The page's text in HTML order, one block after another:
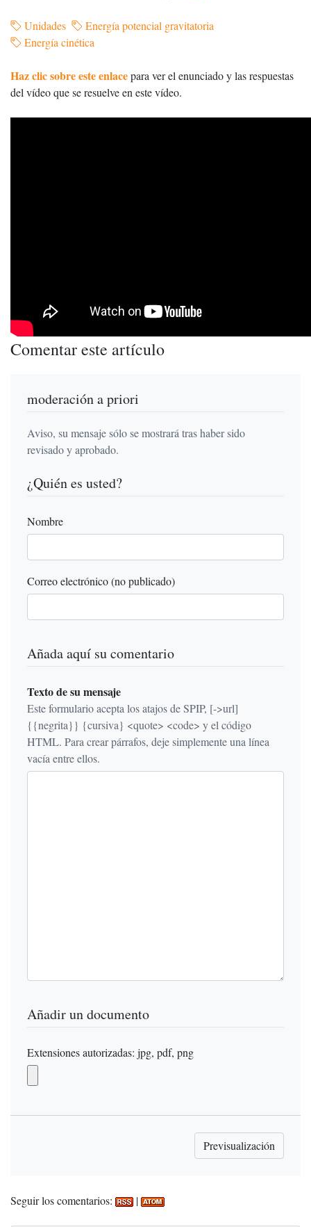
Unidades
Energía potencial gravitatoria
Energía cinética
Haz clic sobre este enlacepara ver el enunciado y las respuestas
del vídeo que se resuelve en este vídeo.
Comentar este artículo
moderación a priori
Aviso, su mensaje sólo se mostrará tras haber sido
revisado y aprobado.
¿Quién es usted?
Nombre
Correo electrónico (no publicado)
Añada aquí su comentario
Texto de su mensaje
Este formulario acepta los atajos de SPIP, [->url]
{{negrita}} {cursiva} <quote> <code> y el código
HTML. Para crear párrafos, deje simplemente una línea
vacía entre ellos.
Añadir un documento
Extensiones autorizadas: jpg, pdf, png
Seguir los comentarios: |